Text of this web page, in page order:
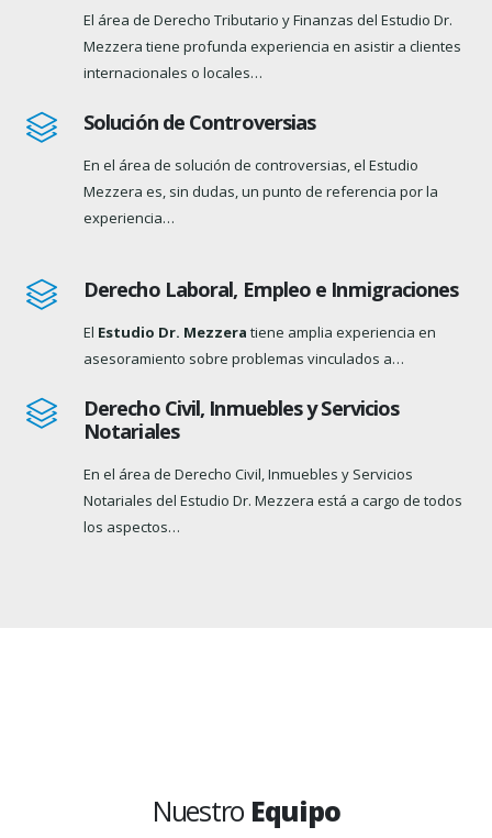
El área de Derecho Tributario y Finanzas del Estudio Dr.
Mezzera tiene profunda experiencia en asistir a clientes
internacionales o locales…
Solución de Controversias
En el área de solución de controversias, el Estudio
Mezzera es, sin dudas, un punto de referencia por la
experiencia…
Derecho Laboral, Empleo e Inmigraciones
El Estudio Dr. Mezzera tiene amplia experiencia en
asesoramiento sobre problemas vinculados a…
Derecho Civil, Inmuebles y Servicios
Notariales
En el área de Derecho Civil, Inmuebles y Servicios
Notariales del Estudio Dr. Mezzera está a cargo de todos
los aspectos…
Nuestro Equipo